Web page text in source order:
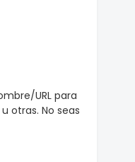
URL para
otras. No seas